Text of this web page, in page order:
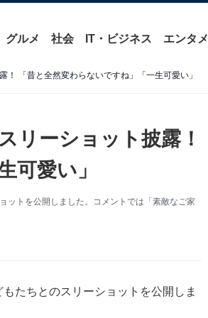
グルメ 社会 IT・ビジネス エンタメ
！ 「昔と全然変わらないですね」「一生可愛い」
リーショット披露！
可愛い」
ットを公開しました。コメントでは「素敵なご家
たちとのスリーショットを公開しま